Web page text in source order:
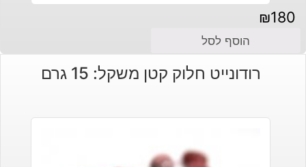
₪180
הוסף לסל
רודונייט חלוק קטן משקל: 15 גרם